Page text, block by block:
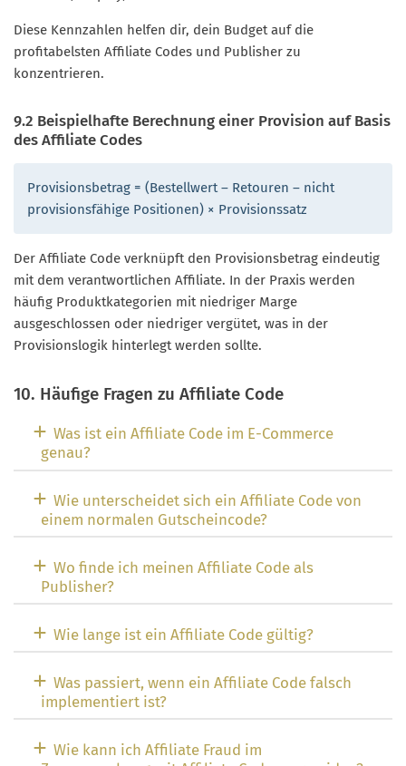
Diese Kennzahlen helfen dir, dein Budget auf die
profitabelsten Affiliate Codes und Publisher zu
konzentrieren.
9.2 Beispielhafte Berechnung einer Provision auf Basis
des Affiliate Codes
Provisionsbetrag = (Bestellwert – Retouren – nicht
provisionsfähige Positionen) × Provisionssatz
Der Affiliate Code verknüpft den Provisionsbetrag eindeutig
mit dem verantwortlichen Affiliate. In der Praxis werden
häufig Produktkategorien mit niedriger Marge
ausgeschlossen oder niedriger vergütet, was in der
Provisionslogik hinterlegt werden sollte.
10. Häufige Fragen zu Affiliate Code
Was ist ein Affiliate Code im E-Commerce
genau?
Wie unterscheidet sich ein Affiliate Code von
einem normalen Gutscheincode?
Wo finde ich meinen Affiliate Code als
Publisher?
Wie lange ist ein Affiliate Code gültig?
Was passiert, wenn ein Affiliate Code falsch
implementiert ist?
Wie kann ich Affiliate Fraud im